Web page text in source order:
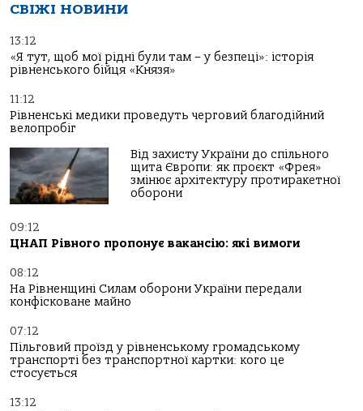
СВІЖІ НОВИНИ
13:12
«Я тут, щоб мої рідні були там – у безпеці»: історія
рівненського бійця «Князя»
11:12
Рівненські медики проведуть черговий благодійний
велопробіг
Від захисту України до спільного
щита Європи: як проєкт «Фрея»
змінює архітектуру протиракетної
оборони
09:12
ЦНАП Рівного пропонує вакансію: які вимоги
08:12
На Рівненщині Силам оборони України передали
конфісковане майно
07:12
Пільговий проїзд у рівненському громадському
транспорті без транспортної картки: кого це
стосується
13:12